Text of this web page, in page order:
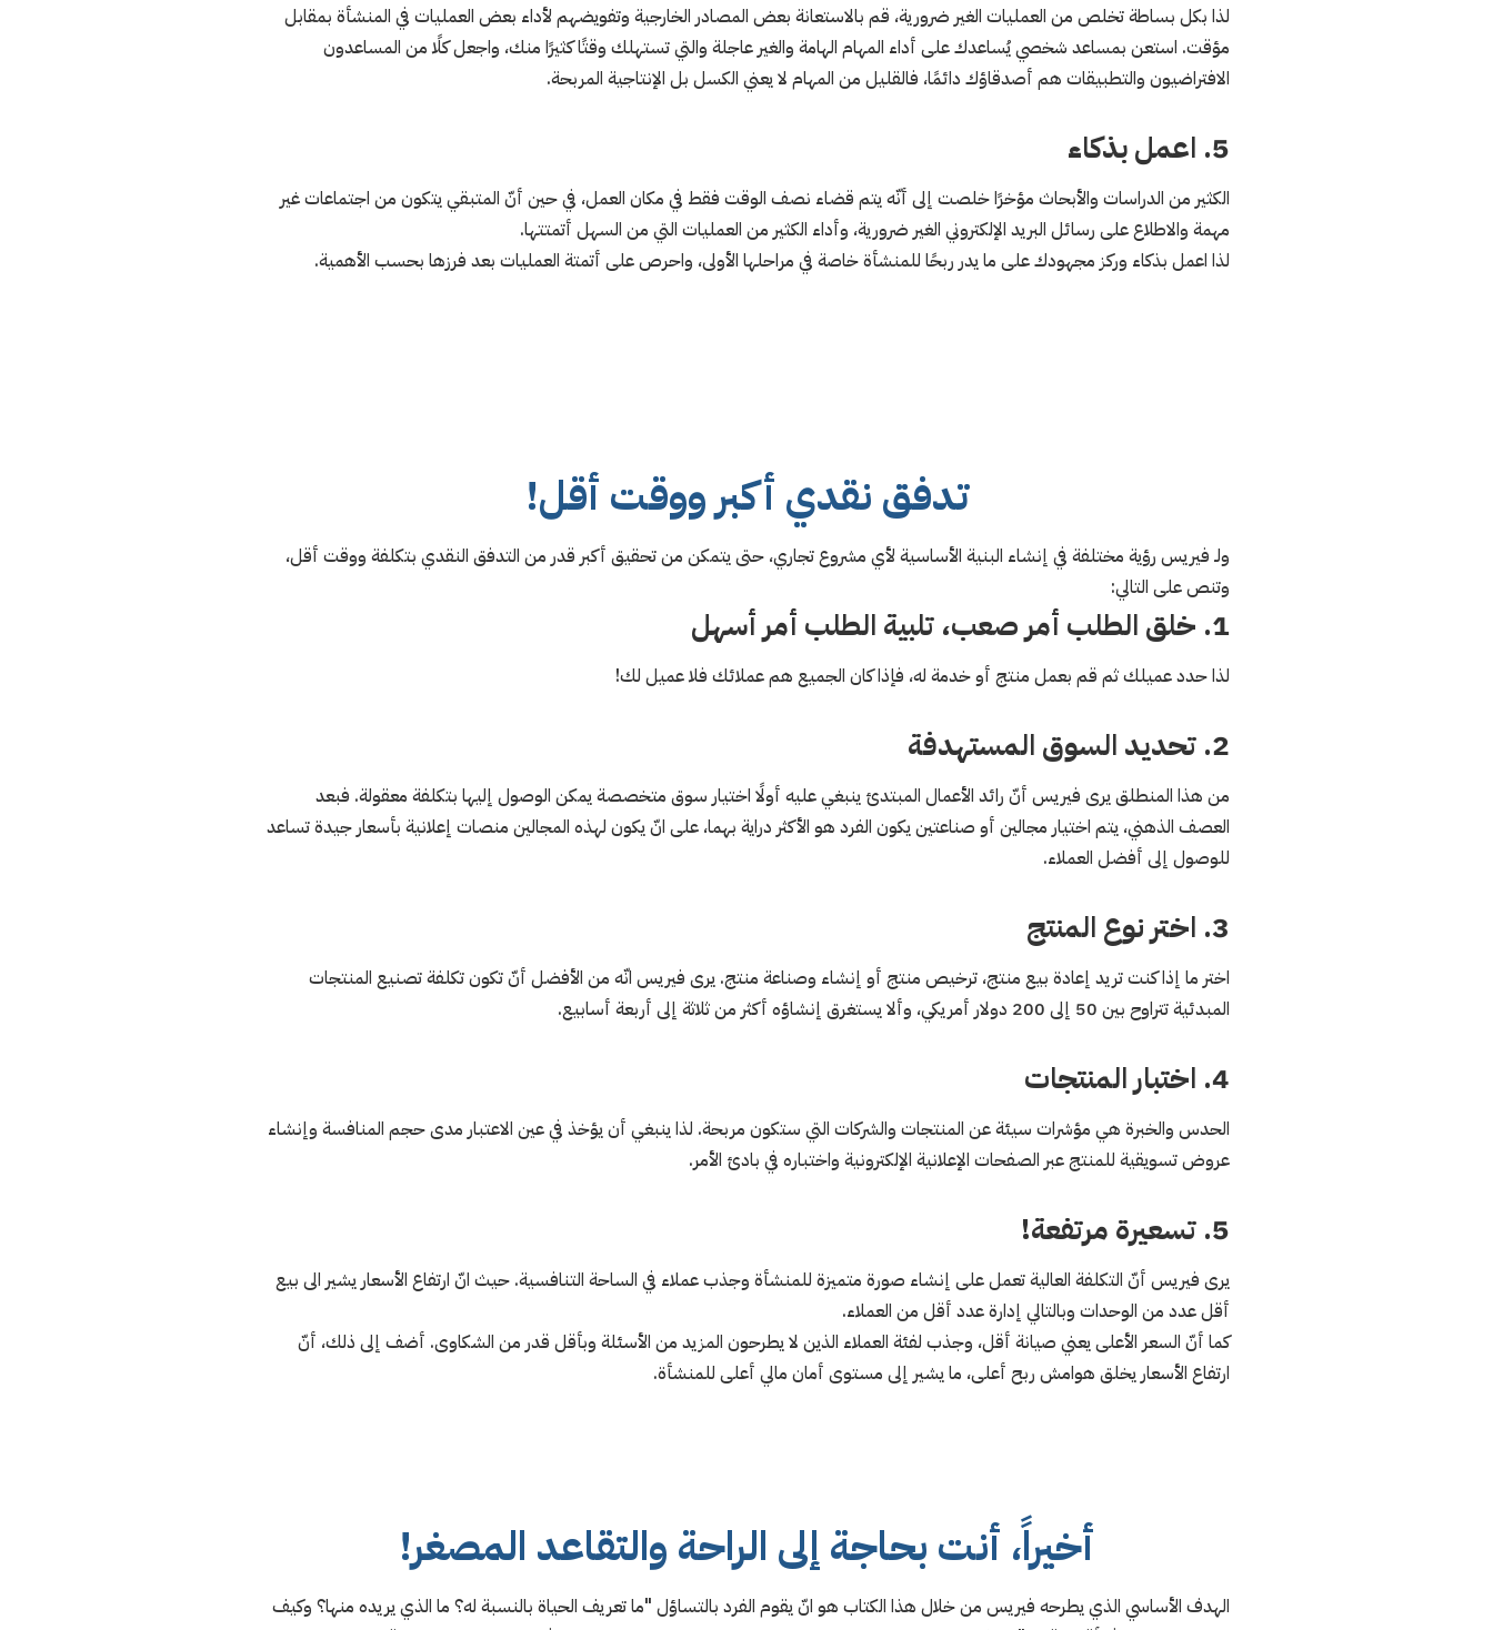
لذا بكل بساطة تخلص من العمليات الغير ضرورية، قم بالاستعانة بعض المصادر الخارجية وتفويضهم لأداء بعض العمليات في المنشأة بمقابل
مؤقت. استعن بمساعد شخصي يُساعدك على أداء المهام الهامة والغير عاجلة والتي تستهلك وقتًا كثيرًا منك، واجعل كلًا من المساعدون
الافتراضيون والتطبيقات هم أصدقاؤك دائمًا، فالقليل من المهام لا يعني الكسل بل الإنتاجية المربحة.
5. اعمل بذكاء
الكثير من الدراسات والأبحاث مؤخرًا خلصت إلى أنّه يتم قضاء نصف الوقت فقط في مكان العمل، في حين أنّ المتبقي يتكون من اجتماعات غير
مهمة والاطلاع على رسائل البريد الإلكتروني الغير ضرورية، وأداء الكثير من العمليات التي من السهل أتمتتها.
لذا اعمل بذكاء وركز مجهودك على ما يدر ربحًا للمنشأة خاصة في مراحلها الأولى، واحرص على أتمتة العمليات بعد فرزها بحسب الأهمية.
تدفق نقدي أكبر ووقت أقل!
ولـ فيريس رؤية مختلفة في إنشاء البنية الأساسية لأي مشروع تجاري، حتى يتمكن من تحقيق أكبر قدر من التدفق النقدي بتكلفة ووقت أقل،
وتنص على التالي:
1. خلق الطلب أمر صعب، تلبية الطلب أمر أسهل
لذا حدد عميلك ثم قم بعمل منتج أو خدمة له، فإذا كان الجميع هم عملائك فلا عميل لك!
2. تحديد السوق المستهدفة
من هذا المنطلق يرى فيريس أنّ رائد الأعمال المبتدئ ينبغي عليه أولًا اختيار سوق متخصصة يمكن الوصول إليها بتكلفة معقولة. فبعد
العصف الذهني، يتم اختيار مجالين أو صناعتين يكون الفرد هو الأكثر دراية بهما، على انّ يكون لهذه المجالين منصات إعلانية بأسعار جيدة تساعد
للوصول إلى أفضل العملاء.
3. اختر نوع المنتج
اختر ما إذا كنت تريد إعادة بيع منتج، ترخيص منتج أو إنشاء وصناعة منتج. يرى فيريس انّه من الأفضل أنّ تكون تكلفة تصنيع المنتجات
المبدئية تتراوح بين 50 إلى 200 دولار أمريكي، وألا يستغرق إنشاؤه أكثر من ثلاثة إلى أربعة أسابيع.
4. اختبار المنتجات
الحدس والخبرة هي مؤشرات سيئة عن المنتجات والشركات التي ستكون مربحة. لذا ينبغي أن يؤخذ في عين الاعتبار مدى حجم المنافسة وإنشاء
عروض تسويقية للمنتج عبر الصفحات الإعلانية الإلكترونية واختباره في بادئ الأمر.
5. تسعيرة مرتفعة!
يرى فيريس أنّ التكلفة العالية تعمل على إنشاء صورة متميزة للمنشأة وجذب عملاء في الساحة التنافسية. حيث انّ ارتفاع الأسعار يشير الى بيع
أقل عدد من الوحدات وبالتالي إدارة عدد أقل من العملاء.
كما أنّ السعر الأعلى يعني صيانة أقل، وجذب لفئة العملاء الذين لا يطرحون المزيد من الأسئلة وبأقل قدر من الشكاوى. أضف إلى ذلك، أنّ
ارتفاع الأسعار يخلق هوامش ربح أعلى، ما يشير إلى مستوى أمان مالي أعلى للمنشأة.
أخيراً، أنت بحاجة إلى الراحة والتقاعد المصغر!
الهدف الأساسي الذي يطرحه فيريس من خلال هذا الكتاب هو انّ يقوم الفرد بالتساؤل "ما تعريف الحياة بالنسبة له؟ ما الذي يريده منها؟ وكيف